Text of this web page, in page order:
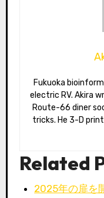
Fukuoka bioinformatician road-tripping the US in an
electric RV. Akira
Route-66 diner
tricks. He 3-D
Related
2025年の扉を